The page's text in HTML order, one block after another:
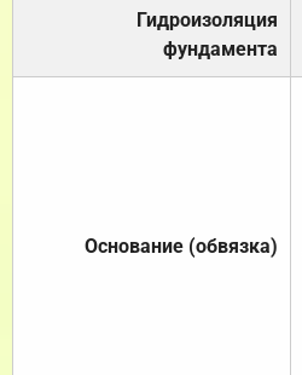
Гидроизоляция
фундамента
Основание (обвязка)